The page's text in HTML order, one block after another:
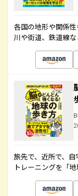
各国の地形や関係性
川や街道、鉄道線
旅先で、近所で、
トレーニングを「